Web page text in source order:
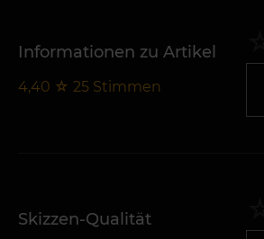
Informationen zu Artikel
4,40 ☆ 25 Stimmen
Skizzen-Qualität